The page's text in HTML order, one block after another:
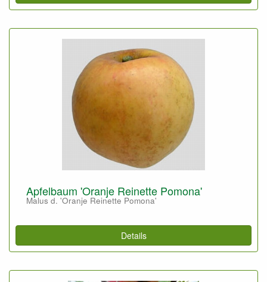
Apfelbaum 'Oranje Reinette Pomona'
Malus d. 'Oranje Reinette Pomona'
Details